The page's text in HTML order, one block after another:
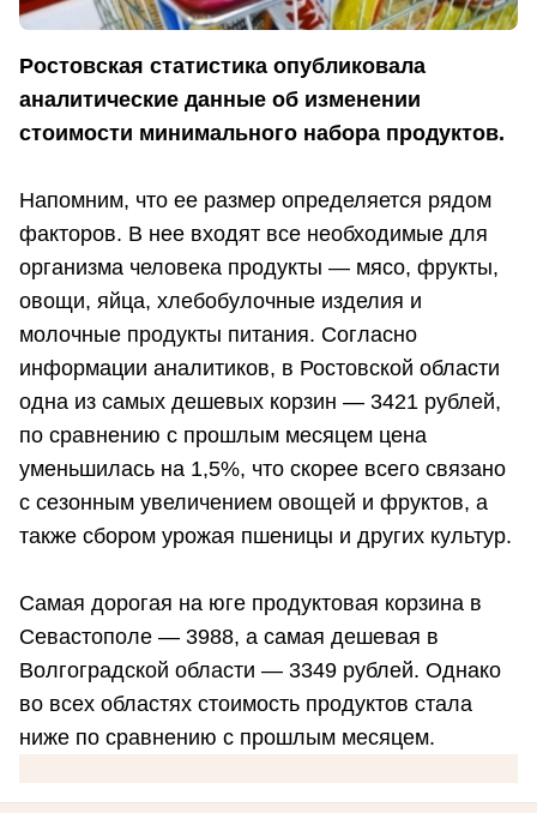
Ростовская статистика опубликовала
аналитические данные об изменении
стоимости минимального набора продуктов.
Напомним, что ее размер определяется рядом
факторов. В нее входят все необходимые для
организма человека продукты — мясо, фрукты,
овощи, яйца, хлебобулочные изделия и
молочные продукты питания. Согласно
информации аналитиков, в Ростовской области
одна из самых дешевых корзин — 3421 рублей,
по сравнению с прошлым месяцем цена
уменьшилась на 1,5%, что скорее всего связано
с сезонным увеличением овощей и фруктов, а
также сбором урожая пшеницы и других культур.
Самая дорогая на юге продуктовая корзина в
Севастополе — 3988, а самая дешевая в
Волгоградской области — 3349 рублей. Однако
во всех областях стоимость продуктов стала
ниже по сравнению с прошлым месяцем.